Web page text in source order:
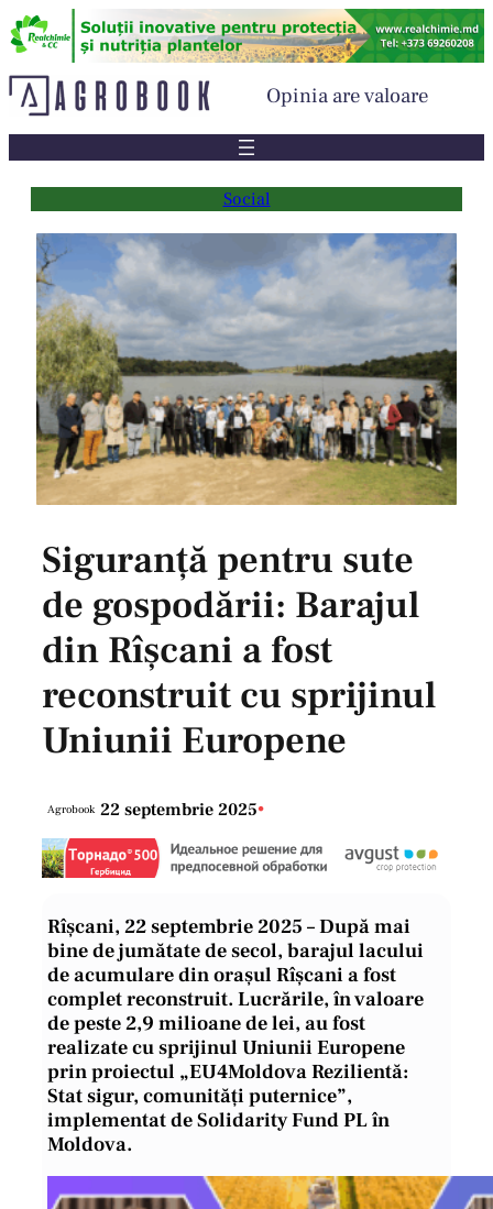
Sari
la
Opinia are valoare
Social
Siguranță pentru sute
de gospodării: Barajul
din Rîșcani a fost
reconstruit cu sprijinul
Uniunii Europene
Agrobook 22 septembrie 2025•
Rîșcani, 22 septembrie 2025 – După mai
bine de jumătate de secol, barajul lacului
de acumulare din orașul Rîșcani a fost
complet reconstruit. Lucrările, în valoare
de peste 2,9 milioane de lei, au fost
realizate cu sprijinul Uniunii Europene
prin proiectul „EU4Moldova Rezilientă:
Stat sigur, comunități puternice”,
implementat de Solidarity Fund PL în
Moldova.